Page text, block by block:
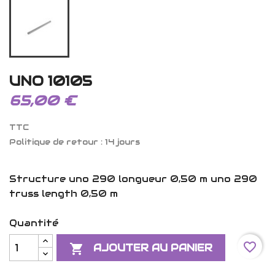
UNO 10105
65,00 €
TTC
Politique de retour : 14 jours
Structure uno 290 longueur 0,50 m uno 290
truss length 0,50 m
Quantité
 AJOUTER AU PANIER favorite_border